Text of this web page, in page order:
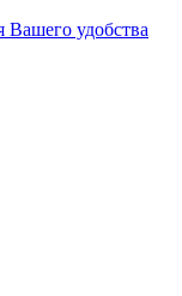
удобства